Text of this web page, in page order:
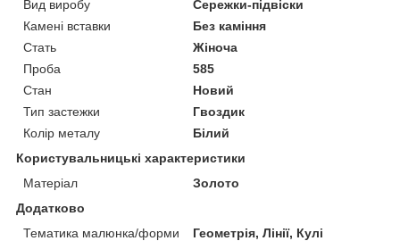
Вид виробу
Сережки-підвіски
Камені вставки
Без каміння
Стать
Жіноча
Проба
585
Стан
Новий
Тип застежки
Гвоздик
Колір металу
Білий
Користувальницькі характеристики
Матеріал
Золото
Додатково
Тематика малюнка/форми
Геометрія, Лінії, Кулі